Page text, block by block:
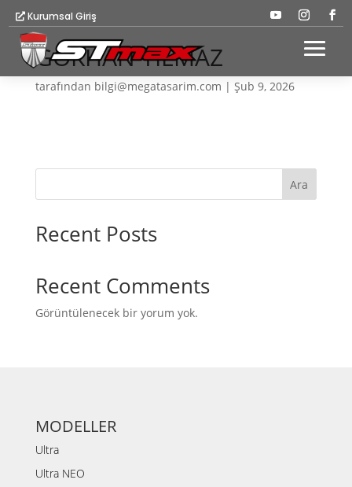
Kurumsal Giriş
GÖKHAN YILMAZ
tarafından bilgi@megatasarim.com | Şub 9, 2026
Ara
Recent Posts
Recent Comments
Görüntülenecek bir yorum yok.
MODELLER
Ultra
Ultra NEO